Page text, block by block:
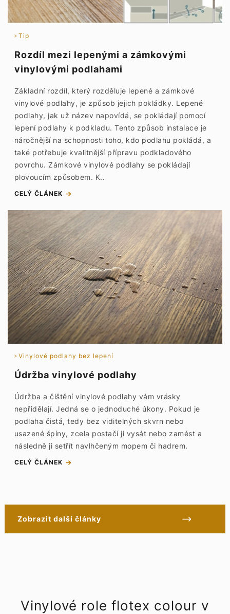
Tip
Rozdíl mezi lepenými a zámkovými
vinylovými podlahami
Základní rozdíl, který rozděluje lepené a zámkové
vinylové podlahy, je způsob jejich pokládky. Lepené
podlahy, jak už název napovídá, se pokládají pomocí
lepení podlahy k podkladu. Tento způsob instalace je
náročnější na schopnosti toho, kdo podlahu pokládá, a
také potřebuje kvalitnější přípravu podkladového
povrchu. Zámkové vinylové podlahy se pokládají
plovoucím způsobem. K..
CELÝ ČLÁNEK
Vinylové podlahy bez lepení
Údržba vinylové podlahy
Údržba a čištění vinylové podlahy vám vrásky
nepřidělají. Jedná se o jednoduché úkony. Pokud je
podlaha čistá, tedy bez viditelných skvrn nebo
usazené špíny, zcela postačí ji vysát nebo zamést a
následně ji setřít navlhčeným mopem či hadrem.
CELÝ ČLÁNEK
Zobrazit další články
Vinylové role flotex colour v